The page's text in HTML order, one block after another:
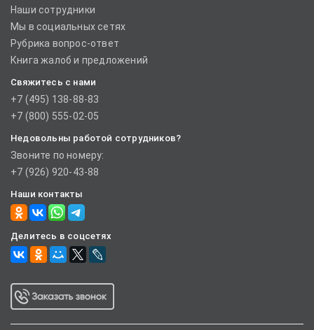
Наши сотрудники
Мы в социальных сетях
Рубрика вопрос-ответ
Книга жалоб и предложений
Свяжитесь с нами
+7 (495) 138-88-83
+7 (800) 555-02-05
Недовольны работой сотрудников?
Звоните по номеру:
+7 (926) 920-43-88
Наши контакты
Делитесь в соцсетях